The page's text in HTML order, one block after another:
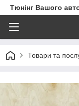
Тюнінг Вашого
Товари та